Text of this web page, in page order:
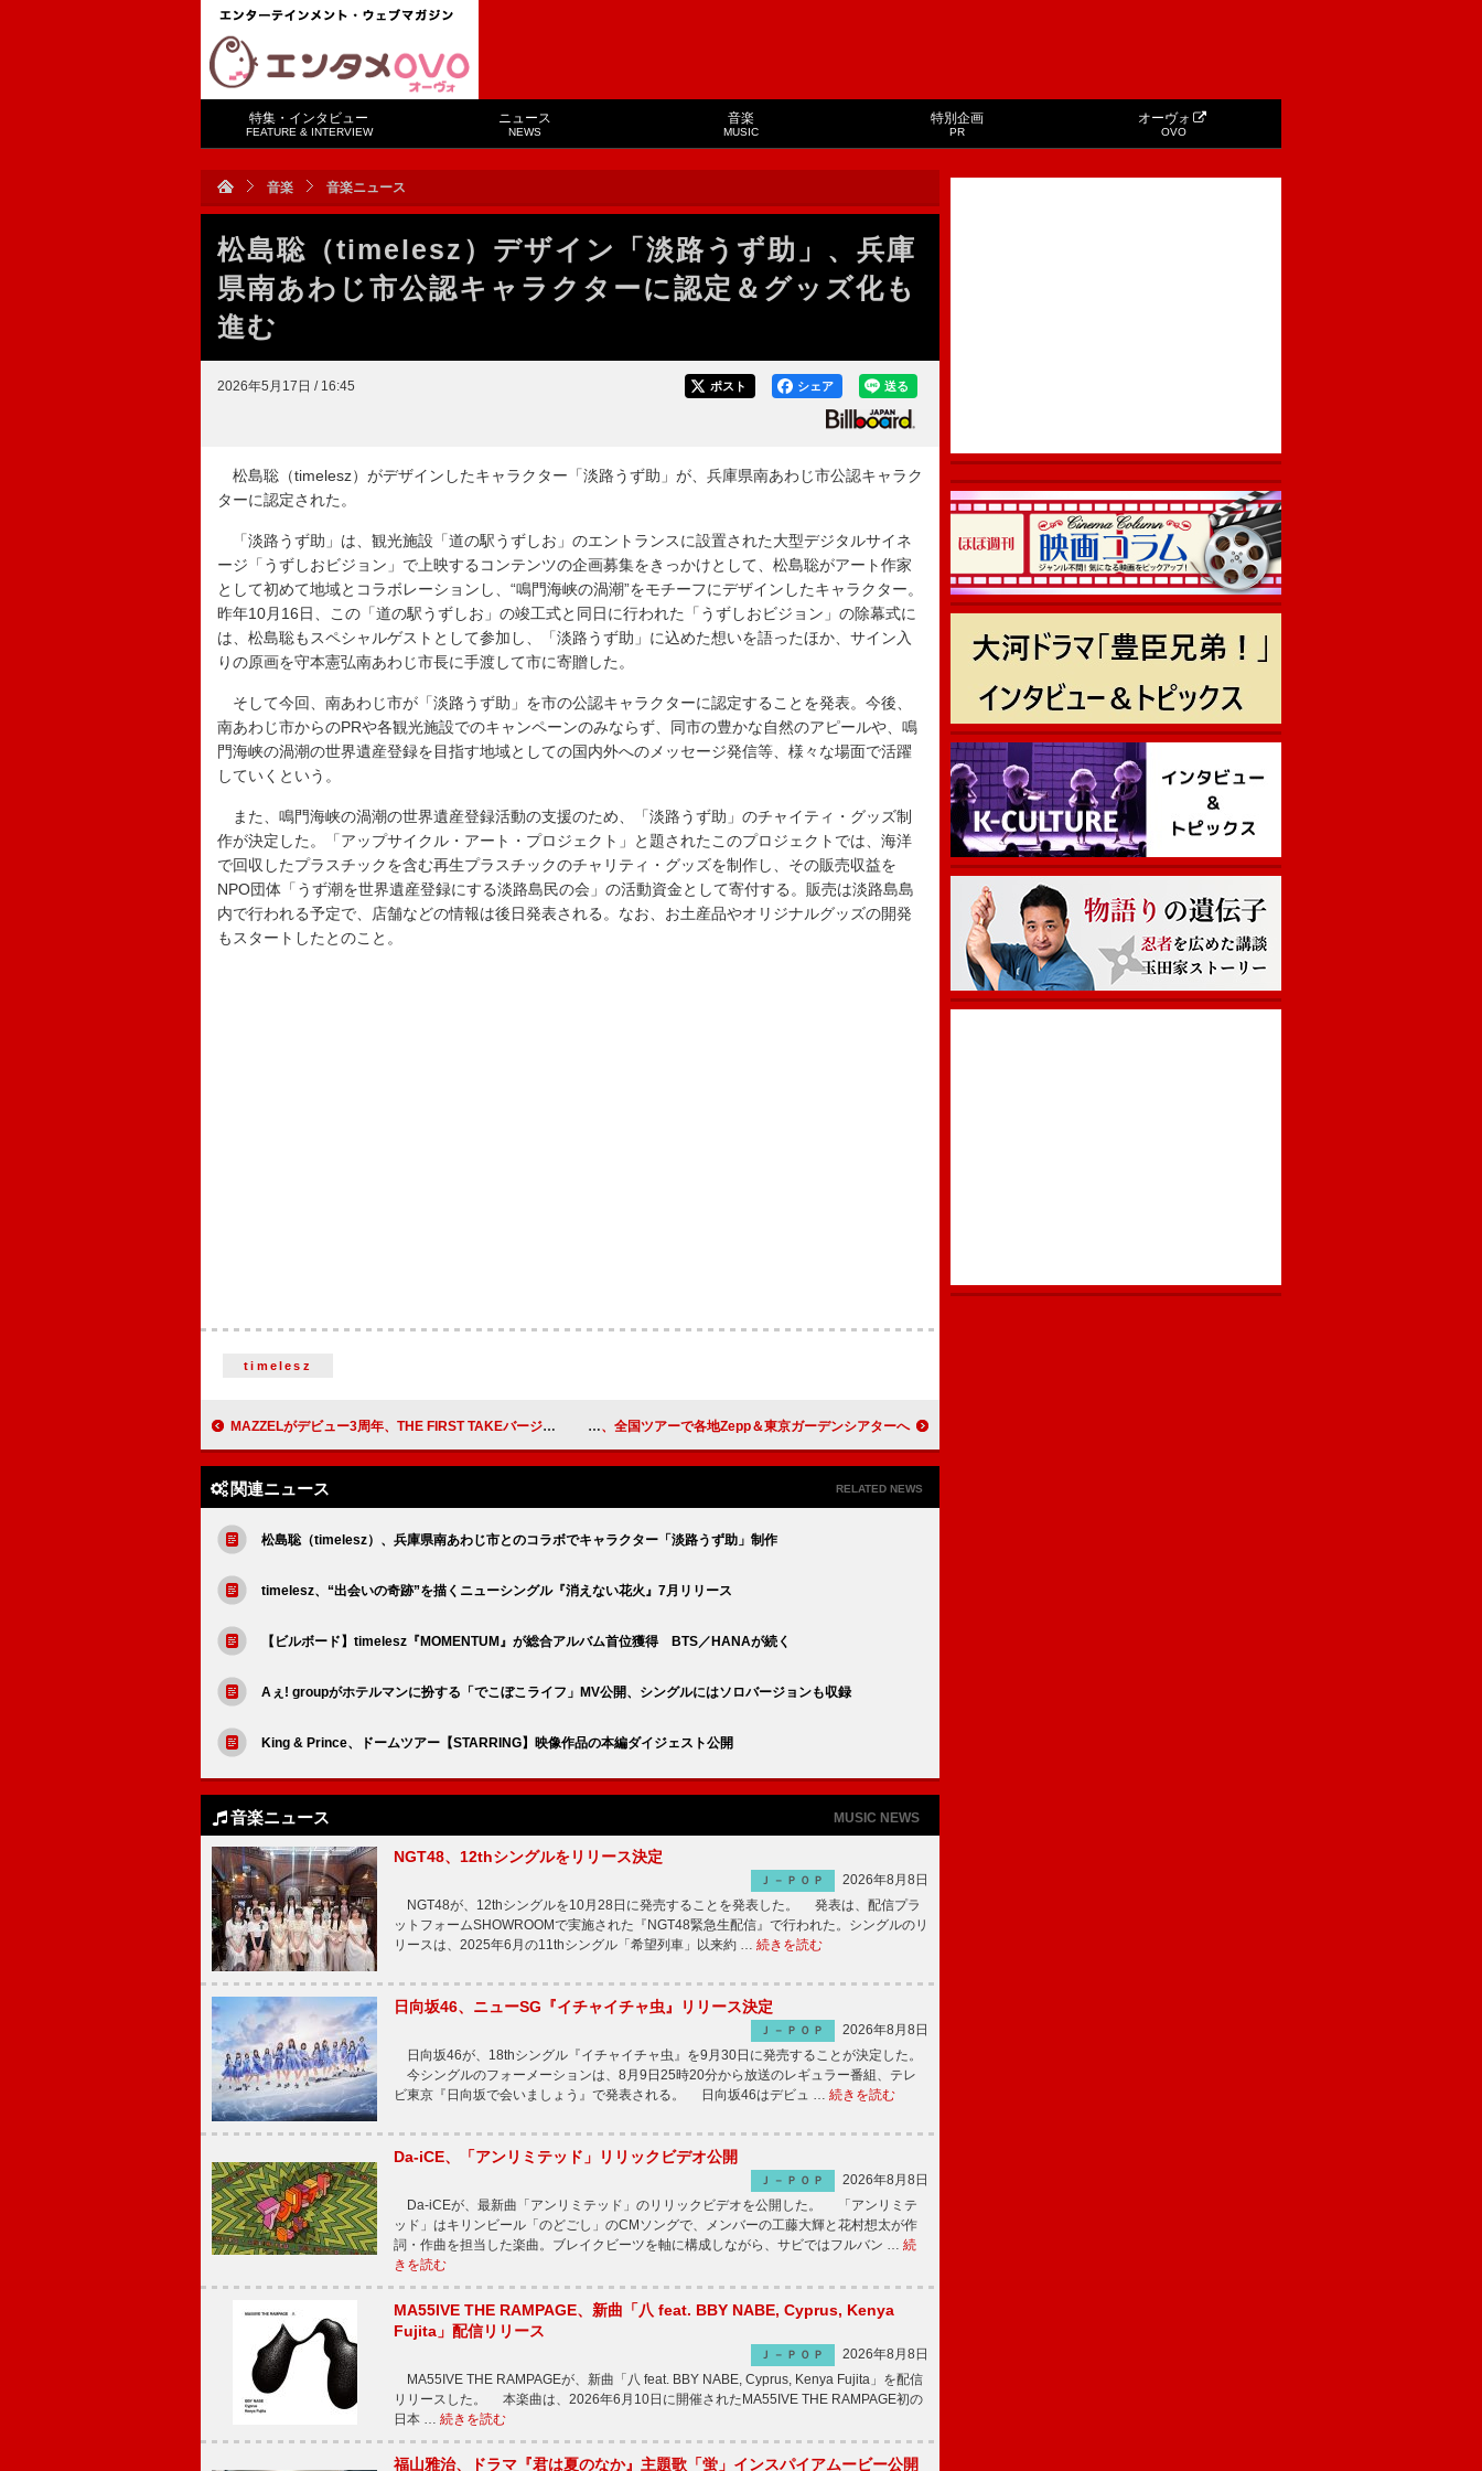
特集・インタビュー
FEATURE & INTERVIEW
ニュース
NEWS
音楽
MUSIC
特別企画
PR
オーヴォ
OVO
音楽 音楽ニュース
松島聡（timelesz）デザイン「淡路うず助」、兵庫
県南あわじ市公認キャラクターに認定＆グッズ化も
進む
2026年5月17日 / 16:45 送る
シェア
ポスト
松島聡（timelesz）がデザインしたキャラクター「淡路うず助」が、兵庫県南あわじ市公認キャラク
ターに認定された。
「淡路うず助」は、観光施設「道の駅うずしお」のエントランスに設置された大型デジタルサイネ
ージ「うずしおビジョン」で上映するコンテンツの企画募集をきっかけとして、松島聡がアート作家
として初めて地域とコラボレーションし、“鳴門海峡の渦潮”をモチーフにデザインしたキャラクター。
昨年10月16日、この「道の駅うずしお」の竣工式と同日に行われた「うずしおビジョン」の除幕式に
は、松島聡もスペシャルゲストとして参加し、「淡路うず助」に込めた想いを語ったほか、サイン入
りの原画を守本憲弘南あわじ市長に手渡して市に寄贈した。
そして今回、南あわじ市が「淡路うず助」を市の公認キャラクターに認定することを発表。今後、
南あわじ市からのPRや各観光施設でのキャンペーンのみならず、同市の豊かな自然のアピールや、鳴
門海峡の渦潮の世界遺産登録を目指す地域としての国内外へのメッセージ発信等、様々な場面で活躍
していくという。
また、鳴門海峡の渦潮の世界遺産登録活動の支援のため、「淡路うず助」のチャイティ・グッズ制
作が決定した。「アップサイクル・アート・プロジェクト」と題されたこのプロジェクトでは、海洋
で回収したプラスチックを含む再生プラスチックのチャリティ・グッズを制作し、その販売収益を
NPO団体「うず潮を世界遺産登録にする淡路島民の会」の活動資金として寄付する。販売は淡路島島
内で行われる予定で、店舗などの情報は後日発表される。なお、お土産品やオリジナルグッズの開発
もスタートしたとのこと。
timelesz
MAZZELがデビュー3周年、THE FIRST TAKEバージョン「Only You」「Get Up And Dance」配信リリース sumika、全国ツアーで各地Zepp＆東京ガーデンシアターへ
関連ニュース RELATED NEWS
松島聡（timelesz）、兵庫県南あわじ市とのコラボでキャラクター「淡路うず助」制作
timelesz、“出会いの奇跡”を描くニューシングル『消えない花火』7月リリース
【ビルボード】timelesz『MOMENTUM』が総合アルバム首位獲得 BTS／HANAが続く
Aぇ! groupがホテルマンに扮する「でこぼこライフ」MV公開、シングルにはソロバージョンも収録
King & Prince、ドームツアー【STARRING】映像作品の本編ダイジェスト公開
音楽ニュース MUSIC NEWS
NGT48、12thシングルをリリース決定
Ｊ－ＰＯＰ
2026年8月8日
NGT48が、12thシングルを10月28日に発売することを発表した。 発表は、配信プラ
ットフォームSHOWROOMで実施された『NGT48緊急生配信』で行われた。シングルのリ
リースは、2025年6月の11thシングル「希望列車」以来約 … 続きを読む
日向坂46、ニューSG『イチャイチャ虫』リリース決定
Ｊ－ＰＯＰ
2026年8月8日
日向坂46が、18thシングル『イチャイチャ虫』を9月30日に発売することが決定した。
今シングルのフォーメーションは、8月9日25時20分から放送のレギュラー番組、テレ
ビ東京『日向坂で会いましょう』で発表される。 日向坂46はデビュ … 続きを読む
Da-iCE、「アンリミテッド」リリックビデオ公開
Ｊ－ＰＯＰ
2026年8月8日
Da-iCEが、最新曲「アンリミテッド」のリリックビデオを公開した。 「アンリミテ
ッド」はキリンビール「のどごし」のCMソングで、メンバーの工藤大輝と花村想太が作
詞・作曲を担当した楽曲。ブレイクビーツを軸に構成しながら、サビではフルバン … 続
きを読む
MA55IVE THE RAMPAGE、新曲「八 feat. BBY NABE, Cyprus, Kenya
Fujita」配信リリース
Ｊ－ＰＯＰ
2026年8月8日
MA55IVE THE RAMPAGEが、新曲「八 feat. BBY NABE, Cyprus, Kenya Fujita」を配信
リリースした。 本楽曲は、2026年6月10日に開催されたMA55IVE THE RAMPAGE初の
日本 … 続きを読む
福山雅治、ドラマ『君は夏のなか』主題歌「蛍」インスパイアムービー公開